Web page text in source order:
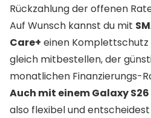
Rückzahlung der offenen
Auf Wunsch kannst du mit
Care+ einen
gleich mitbestellen, der
monatlichen Finanzierungs-
Auch mit einem Galaxy
also flexibel und